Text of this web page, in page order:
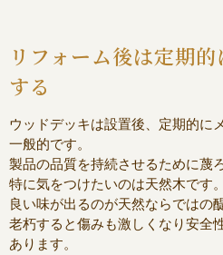
リフォーム後は定期
する
ウッドデッキは設置後、定期的に
一般的です。
製品の品質を持続させるために蔑
特に気をつけたいのは天然木です。
良い味が出るのが天然ならではの
老朽すると傷みも激しくなり安全
あります。